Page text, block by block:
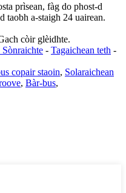
prìsean, fàg do phost-d
taobh a-staigh 24 uairean.
còir glèidhte.
- Tagaichean teth -
copair staoin, Solaraichean
, Bàr-bus,